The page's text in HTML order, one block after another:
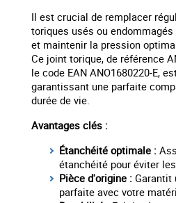
Il est crucial de remplacer
toriques usés ou
et maintenir la pression
Ce joint torique, de référence
le code EAN ANO1680220-E,
garantissant une parfaite
durée de vie.
Avantages clés :
Étanchéité optimale :
étanchéité pour éviter
Pièce d'origine : Garantit
parfaite avec votre